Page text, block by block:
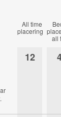
All time
placering
all
12